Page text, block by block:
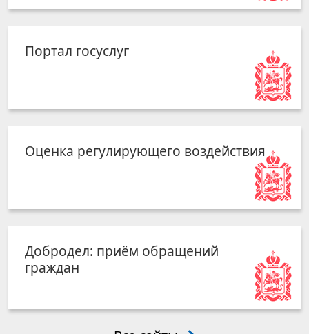
Портал госуслуг
Оценка регулирующего воздействия
Добродел: приём обращений
граждан